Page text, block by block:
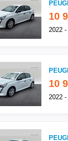
10
2022
10
2022